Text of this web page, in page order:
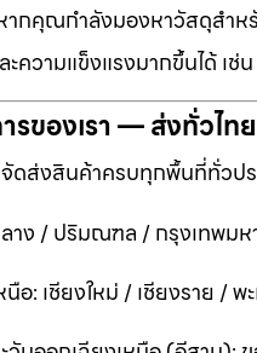
กคุณกำลังมองหาวัสดุสำหรั
ะความแข็งแรงมากขึ้นได้ เ
รของเรา — ส่งทั่วไท
ดส่งสินค้าครบทุกพื้นที่ทั่วปร
าง / ปริมณฑล / กรุงเทพม
นือ: เชียงใหม่ / เชียงราย /